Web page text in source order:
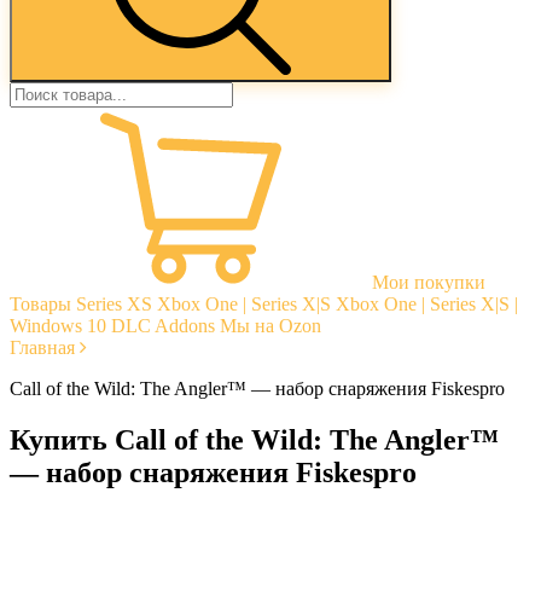
Мои покупки
Товары Series XS Xbox One | Series X|S Xbox One | Series X|S |
Windows 10 DLC Addons Мы на Ozon
Главная
Call of the Wild: The Angler™ — набор снаряжения Fiskespro
Купить Call of the Wild: The Angler™
— набор снаряжения Fiskespro